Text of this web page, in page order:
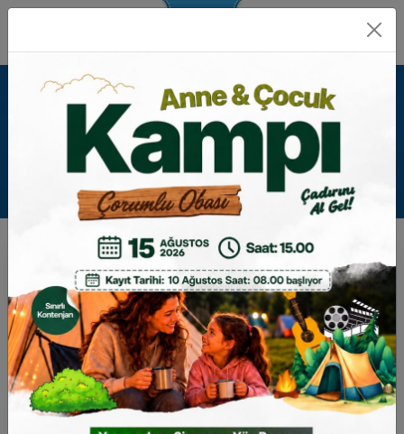
İHALE DETAYI
GERI
MÜLKİYETİ BELEDİYEMİZE AİT SEBZE VE
MEYVE HALİNDE BULUNAN 1 ADET
İŞYERİNİN VE LOKANTANIN KİRA İHALESİ
İhale Tarihi:15 Mart 2023 Çarşamba - 14:30
IKN:1790533
İhale Türü:Kiraya verme
Birim:Emlak ve İstimlak Müdürlüğü